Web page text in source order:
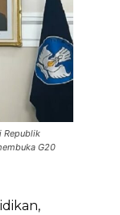
Republik
G20